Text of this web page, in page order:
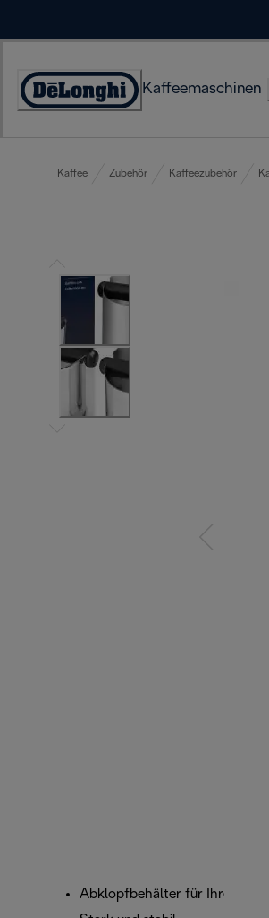
Erklärung
Kaffeemaschinen
Kaffee Zubehör Kaffeezubehör
Abklopfbehälter für Ihren